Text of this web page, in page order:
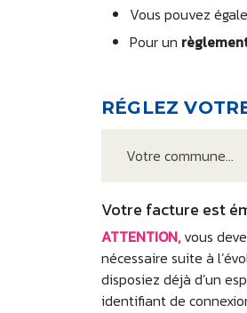
Vous pouvez
Pour un
RÉGLEZ
Votre commune...
Votre facture est
ATTENTION,vous
nécessaire suite à
disposiez déjà d’un
identifiant de